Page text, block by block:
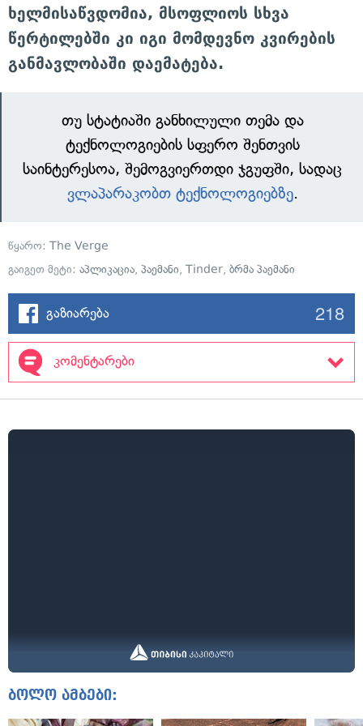
ხელმისაწვდომია, მსოფლიოს სხვა
წერტილებში კი იგი მომდევნო კვირების
განმავლობაში დაემატება.
თუ სტატიაში განხილული თემა და
ტექნოლოგიების სფერო შენთვის
საინტერესოა, შემოგვიერთდი ჯგუფში, სადაც
ვლაპარაკობთ ტექნოლოგიებზე.
წყარო: The Verge
გაიგეთ მეტი: აპლიკაცია, პაემანი, Tinder, ბრმა პაემანი
გაზიარება 218
კომენტარები
ბოლო ამბები: